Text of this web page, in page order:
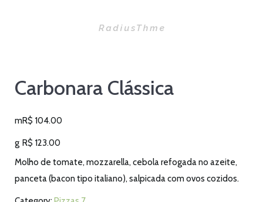
Carbonara Clássica
mR$ 104.00
g R$ 123.00
Molho de tomate, mozzarella, cebola refogada no azeite,
panceta (bacon tipo italiano), salpicada com ovos cozidos.